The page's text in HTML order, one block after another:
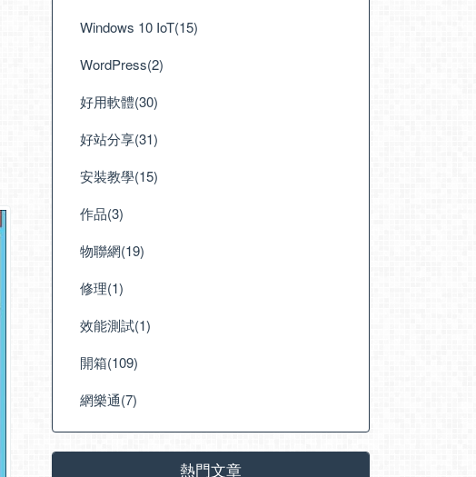
Windows 10 IoT(15)
WordPress(2)
好用軟體(30)
好站分享(31)
安裝教學(15)
作品(3)
物聯網(19)
修理(1)
效能測試(1)
開箱(109)
網樂通(7)
熱門文章